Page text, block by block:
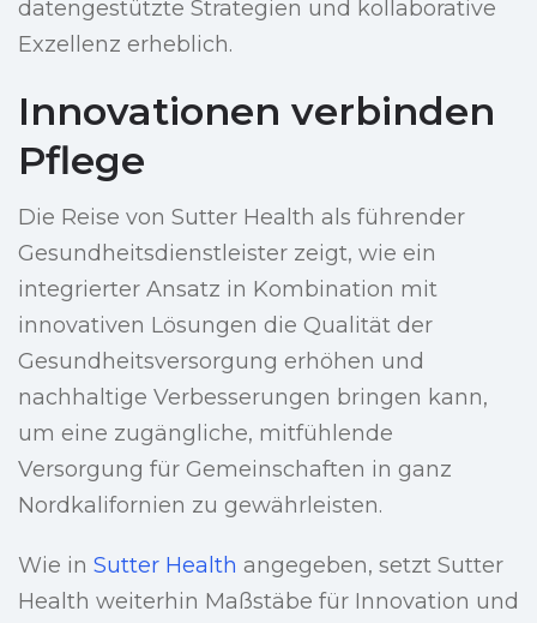
datengestützte Strategien und kollaborative
Exzellenz erheblich.
Innovationen verbinden
Pflege
Die Reise von Sutter Health als führender
Gesundheitsdienstleister zeigt, wie ein
integrierter Ansatz in Kombination mit
innovativen Lösungen die Qualität der
Gesundheitsversorgung erhöhen und
nachhaltige Verbesserungen bringen kann,
um eine zugängliche, mitfühlende
Versorgung für Gemeinschaften in ganz
Nordkalifornien zu gewährleisten.
Wie in Sutter Health angegeben, setzt Sutter
Health weiterhin Maßstäbe für Innovation und